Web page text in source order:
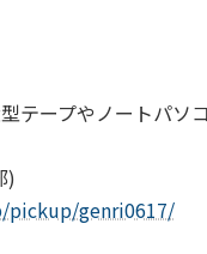
テープやノートパソ
)
pickup/genri0617/